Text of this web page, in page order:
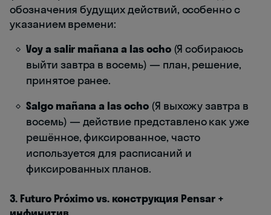
обозначения будущих действий, особенно с
указанием времени:
Voy a salir mañana a las ocho(Я собираюсь
выйти завтра в восемь) — план, решение,
принятое ранее.
Salgo mañana a las ocho(Я выхожу завтра в
восемь) — действие представлено как уже
решённое, фиксированное, часто
используется для расписаний и
фиксированных планов.
3. Futuro Próximo vs. конструкция Pensar +